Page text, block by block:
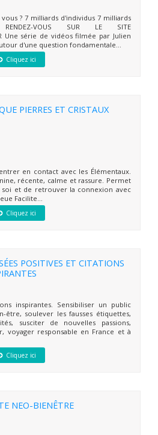
? 7 milliards d'individus 7 milliards
VOUS SUR LE SITE
Une série de vidéos filmée par Julien
d'une question fondamentale...
Cliquez ici
PIERRES ET CRISTAUX
en contact avec les Élémentaux.
récente, calme et rassure. Permet
et de retrouver la connexion avec
Facilite...
Cliquez ici
POSITIVES ET CITATIONS
inspirantes. Sensibiliser un public
être, soulever les fausses étiquettes,
susciter de nouvelles passions,
voyager responsable en France et à
Cliquez ici
NEO-BIENÊTRE